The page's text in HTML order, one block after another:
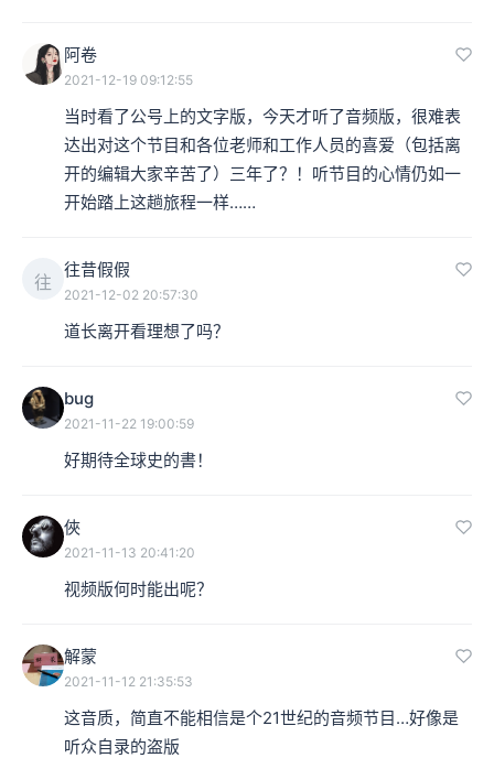
阿卷
2021-12-19 09:12:55
当时看了公号上的文字版，今天才听了音频版，很难表
达出对这个节目和各位老师和工作人员的喜爱（包括离
开的编辑大家辛苦了）三年了？！听节目的心情仍如一
开始踏上这趟旅程一样……
往
往昔假假
2021-12-02 20:57:30
道长离开看理想了吗？
bug
2021-11-22 19:00:59
好期待全球史的書！
俠
2021-11-13 20:41:20
视频版何时能出呢？
解蒙
2021-11-12 21:35:53
这音质，简直不能相信是个21世纪的音频节目…好像是
听众自录的盗版